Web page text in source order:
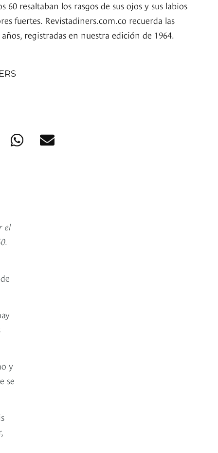
60 resaltaban los rasgos de sus ojos y sus labios
fuertes. Revistadiners.com.co recuerda las
registradas en nuestra edición de 1964.
el
y
se